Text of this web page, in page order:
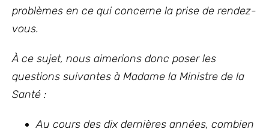
problèmes en ce qui concerne la prise de rendez-
vous.
À ce sujet, nous aimerions donc poser les
questions suivantes à Madame la Ministre de la
Santé :
Au cours des dix dernières années, combien